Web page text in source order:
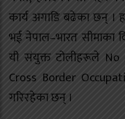
कार्य अगाडि बढेका छन् ।
भई नेपाल–भारत सीमाका
यी संयुक्त टोलीहरूले No
Cross Border
गरिरहेका छन् ।